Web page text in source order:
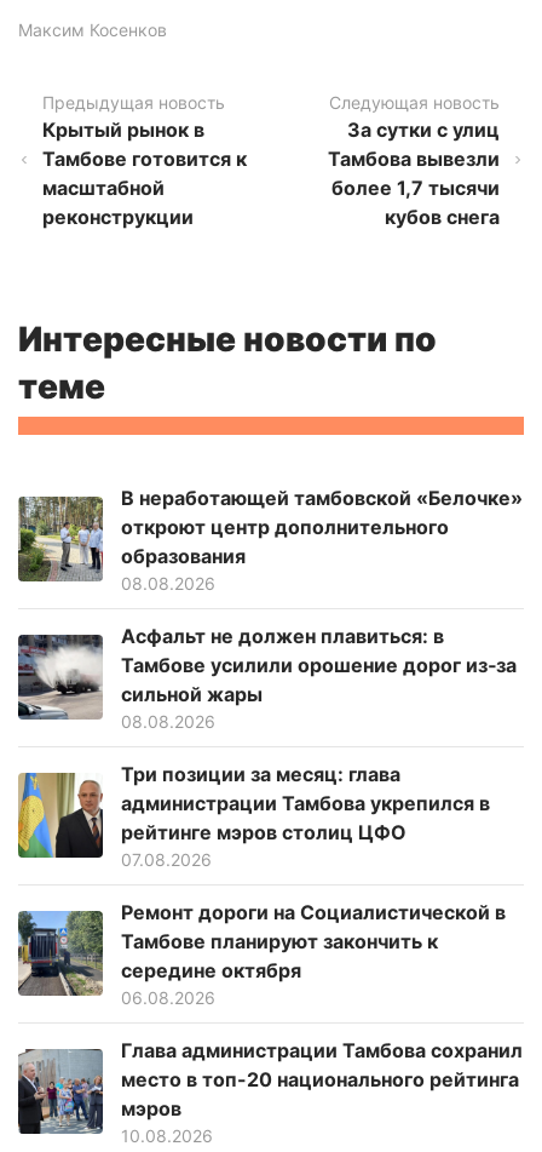
Максим Косенков
Предыдущая новость
Крытый рынок в
Тамбове готовится к
масштабной
реконструкции
Следующая новость
За сутки с улиц
Тамбова вывезли
более 1,7 тысячи
кубов снега
Интересные новости по
теме
В неработающей тамбовской «Белочке»
откроют центр дополнительного
образования
08.08.2026
Асфальт не должен плавиться: в
Тамбове усилили орошение дорог из‑за
сильной жары
08.08.2026
Три позиции за месяц: глава
администрации Тамбова укрепился в
рейтинге мэров столиц ЦФО
07.08.2026
Ремонт дороги на Социалистической в
Тамбове планируют закончить к
середине октября
06.08.2026
Глава администрации Тамбова сохранил
место в топ-20 национального рейтинга
мэров
10.08.2026